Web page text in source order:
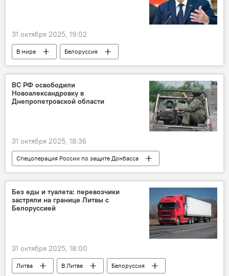
31 октября 2025, 19:02
В мире
Белоруссия
Александр Лукашенко
Политика
безопасность
ВС РФ освободили
Новоалександровку в
Днепропетровской области
31 октября 2025, 18:36
Спецоперация России по защите Донбасса
В мире
Россия
Украина
Минобороны РФ
Без еды и туалета: перевозчики
застряли на границе Литвы с
Белоруссией
31 октября 2025, 18:00
Литва В Литве
Белоруссия